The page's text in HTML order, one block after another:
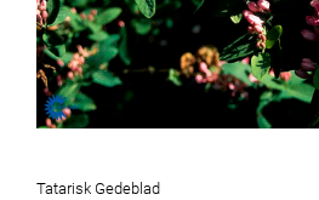
Tatarisk Gedeblad